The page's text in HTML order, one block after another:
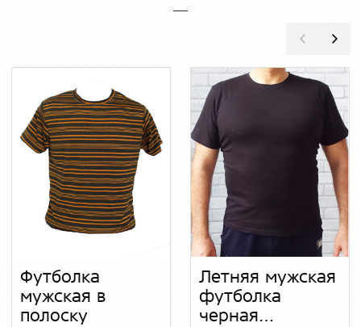
Футболка
мужская в
полоску
Летняя мужская
футболка
черная